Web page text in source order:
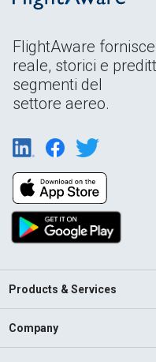
FlightAware
reale, storici e
segmenti del
settore aereo.
Products & Services
Company